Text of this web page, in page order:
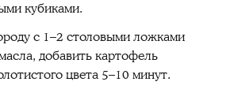
кубиками.
с 1–2 столовыми ложками
добавить картофель
цвета 5–10 минут.